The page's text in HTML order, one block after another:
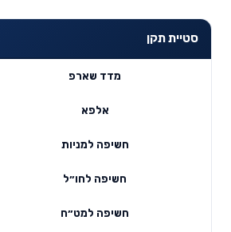
סטיית תקן
מדד שארפ
אלפא
חשיפה למניות
חשיפה לחו״ל
חשיפה למט״ח